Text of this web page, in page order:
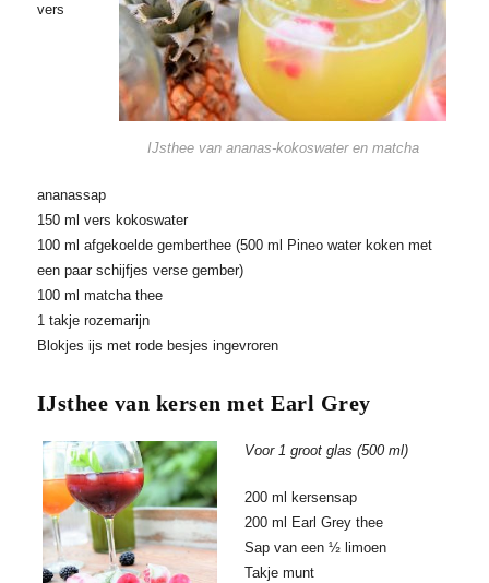
IJsthee van ananas-kokoswater en matcha
vers
ananassap
150 ml vers kokoswater
100 ml afgekoelde gemberthee (500 ml Pineo water koken met
een paar schijfjes verse gember)
100 ml matcha thee
1 takje rozemarijn
Blokjes ijs met rode besjes ingevroren
IJsthee van kersen met Earl Grey
Voor 1 groot glas (500 ml)
200 ml kersensap
200 ml Earl Grey thee
Sap van een ½ limoen
Takje munt